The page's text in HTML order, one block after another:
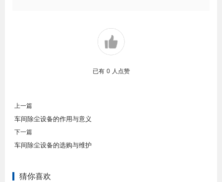
已有 0 人点赞
上一篇
车间除尘设备的作用与意义
下一篇
车间除尘设备的选购与维护
猜你喜欢